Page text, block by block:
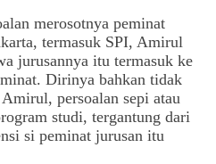
merosotnya peminat
termasuk SPI, Amirul
jurusannya itu termasuk ke
Dirinya bahkan tidak
persoalan sepi atau
studi, tergantung dari
si peminat jurusan itu